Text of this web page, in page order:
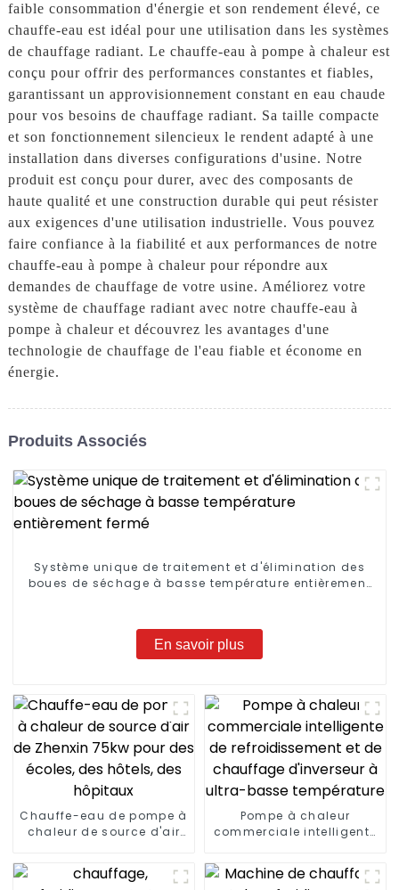
faible consommation d'énergie et son rendement élevé, ce
chauffe-eau est idéal pour une utilisation dans les systèmes
de chauffage radiant. Le chauffe-eau à pompe à chaleur est
conçu pour offrir des performances constantes et fiables,
garantissant un approvisionnement constant en eau chaude
pour vos besoins de chauffage radiant. Sa taille compacte
et son fonctionnement silencieux le rendent adapté à une
installation dans diverses configurations d'usine. Notre
produit est conçu pour durer, avec des composants de
haute qualité et une construction durable qui peut résister
aux exigences d'une utilisation industrielle. Vous pouvez
faire confiance à la fiabilité et aux performances de notre
chauffe-eau à pompe à chaleur pour répondre aux
demandes de chauffage de votre usine. Améliorez votre
système de chauffage radiant avec notre chauffe-eau à
pompe à chaleur et découvrez les avantages d'une
technologie de chauffage de l'eau fiable et économe en
énergie.
Produits Associés
Système unique de traitement et d'élimination des
boues de séchage à basse température entièrement
En savoir plus
Chauffe-eau de pompe à
chaleur de source d'air
hôpitaux
Pompe à chaleur
commerciale intelligente
chauffage d'inverseur à
ultra-basse température